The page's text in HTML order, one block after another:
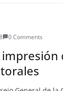
0 Comments
impresión